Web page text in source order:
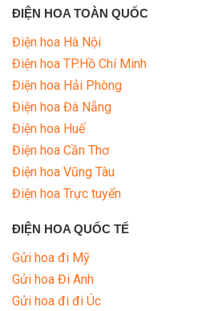
ĐIỆN HOA TOÀN QUỐC
Điện hoa Hà Nội
Điện hoa TP.Hồ Chí Minh
Điện hoa Hải Phòng
Điện hoa Đà Nẵng
Điện hoa Huế
Điện hoa Cần Thơ
Điện hoa Vũng Tàu
Điện hoa Trực tuyến
ĐIỆN HOA QUỐC TẾ
Gửi hoa đi Mỹ
Gửi hoa Đi Anh
Gửi hoa đi đi Úc
Xe hoa
Hoa chú rể
QUÀ TẶNG
QUÀ TẾT 2026
HƯỚNG DẪN MUA HÀNG